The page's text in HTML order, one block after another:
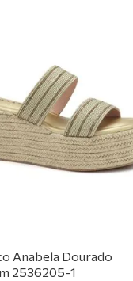
Anabela Dourado
2536205-1